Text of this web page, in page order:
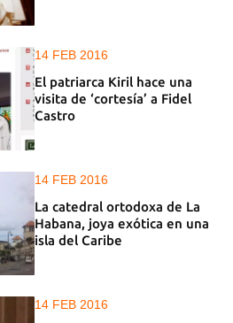
14 FEB 2016
El patriarca Kiril hace una
visita de ‘cortesía’ a Fidel
Castro
14 FEB 2016
La catedral ortodoxa de La
Habana, joya exótica en una
isla del Caribe
14 FEB 2016